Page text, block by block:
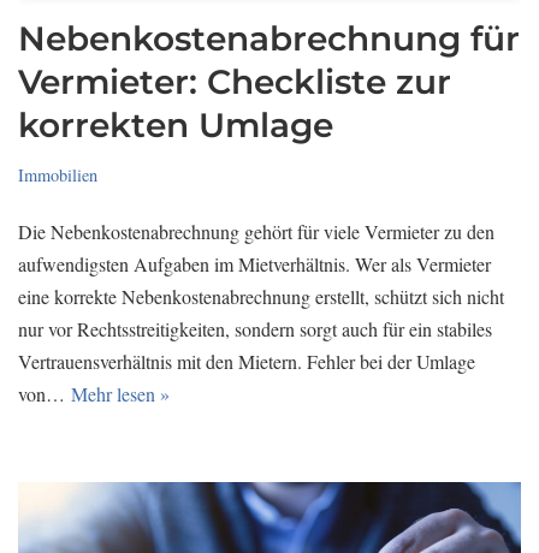
Nebenkostenabrechnung für
Vermieter: Checkliste zur
korrekten Umlage
Immobilien
Die Nebenkostenabrechnung gehört für viele Vermieter zu den
aufwendigsten Aufgaben im Mietverhältnis. Wer als Vermieter
eine korrekte Nebenkostenabrechnung erstellt, schützt sich nicht
nur vor Rechtsstreitigkeiten, sondern sorgt auch für ein stabiles
Vertrauensverhältnis mit den Mietern. Fehler bei der Umlage
von… Mehr lesen »